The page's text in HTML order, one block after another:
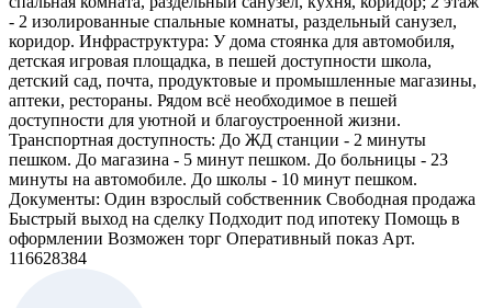
- 2 изолированные спальные комнаты, раздельный санузел,
коридор. Инфраструктура: У дома стоянка для автомобиля,
детская игровая площадка, в пешей доступности школа,
детский сад, почта, продуктовые и промышленные магазины,
аптеки, рестораны. Рядом всё необходимое в пешей
доступности для уютной и благоустроенной жизни.
Транспортная доступность: До ЖД станции - 2 минуты
пешком. До магазина - 5 минут пешком. До больницы - 23
минуты на автомобиле. До школы - 10 минут пешком.
Документы: Один взрослый собственник Свободная продажа
Быстрый выход на сделку Подходит под ипотеку Помощь в
оформлении Возможен торг Оперативный показ Арт.
116628384